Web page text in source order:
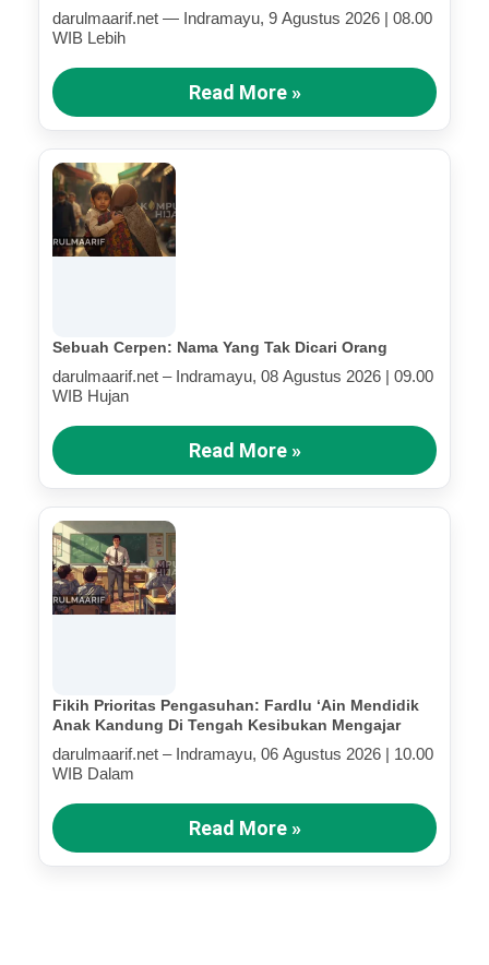
darulmaarif.net — Indramayu, 9 Agustus 2026 | 08.00
WIB Lebih
Read More »
Sebuah Cerpen: Nama Yang Tak Dicari Orang
darulmaarif.net – Indramayu, 08 Agustus 2026 | 09.00
WIB Hujan
Read More »
Fikih Prioritas Pengasuhan: Fardlu ‘Ain Mendidik
Anak Kandung Di Tengah Kesibukan Mengajar
darulmaarif.net – Indramayu, 06 Agustus 2026 | 10.00
WIB Dalam
Read More »